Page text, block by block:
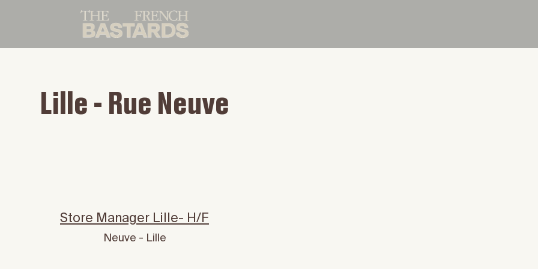
Lille - Rue Neuve
Store Manager Lille- H/F
Neuve - Lille